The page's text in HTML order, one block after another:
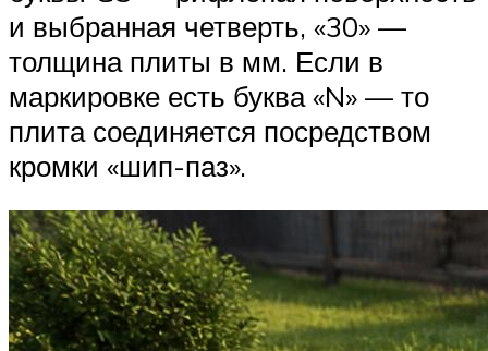
и выбранная четверть, «30» —
толщина плиты в мм. Если в
маркировке есть буква «N» — то
плита соединяется посредством
кромки «шип-паз».